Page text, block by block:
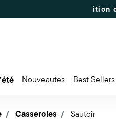
août : expédition dès le
Nouveautés Best Sellers
Casseroles Sautoir